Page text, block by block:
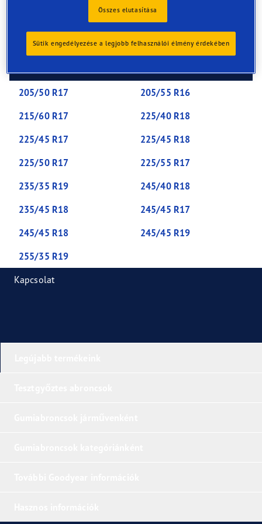
bite to grip winter roads, hills and sharp corners, and
remove build-ups of snow.
205/50 R17
205/55 R16
215/60 R17
225/40 R18
225/45 R17
225/45 R18
225/50 R17
225/55 R17
235/35 R19
245/40 R18
235/45 R18
245/45 R17
245/45 R18
245/45 R19
255/35 R19
Kapcsolat
Összes elutasítása
Sütik engedélyezése a legjobb felhasználói élmény érdekében